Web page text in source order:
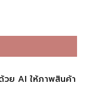
ย AI ให้ภาพสินค้า